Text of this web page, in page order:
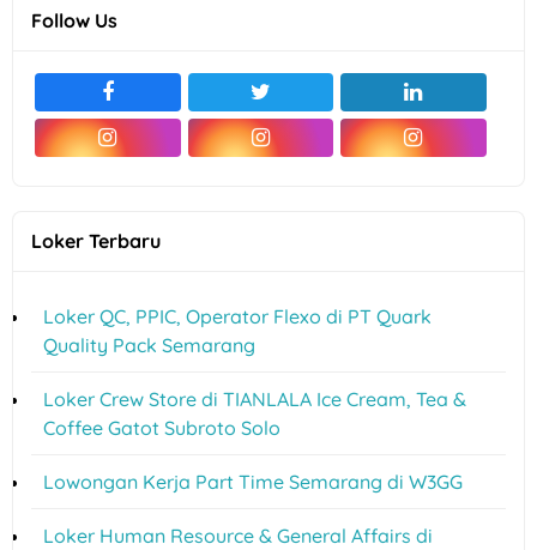
Follow Us
Loker Terbaru
Loker QC, PPIC, Operator Flexo di PT Quark
Quality Pack Semarang
Loker Crew Store di TIANLALA Ice Cream, Tea &
Coffee Gatot Subroto Solo
Lowongan Kerja Part Time Semarang di W3GG
Loker Human Resource & General Affairs di